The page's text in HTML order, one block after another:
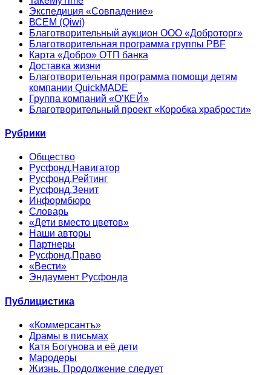
Экспедиция «Совпадение»
ВСЕМ (Qiwi)
Благотворительный аукцион ООО «Доброторг»
Благотворительная программа группы PBF
Карта «Добро» ОТП банка
Доставка жизни
Благотворительная программа помощи детям
компании QuickMADE
Группа компаний «О’КЕЙ»
Благотворительный проект «Коробка храбрости»
Рубрики
Общество
Русфонд.Навигатор
Русфонд.Рейтинг
Русфонд.Зенит
Информбюро
Словарь
«Дети вместо цветов»
Наши авторы
Партнеры
Русфонд.Право
«Вести»
Эндаумент Русфонда
Публицистика
«Коммерсантъ»
Драмы в письмах
Катя Богунова и её дети
Мародеры
Жизнь. Продолжение следует